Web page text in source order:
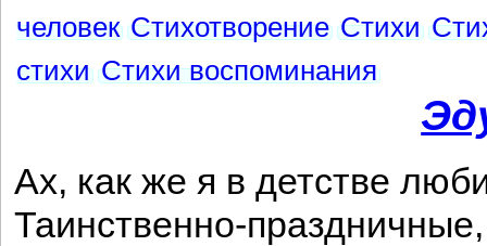
человек Стихотворение Стихи
стихи Стихи воспоминания
Ах, как же я в детстве
Таинственно-